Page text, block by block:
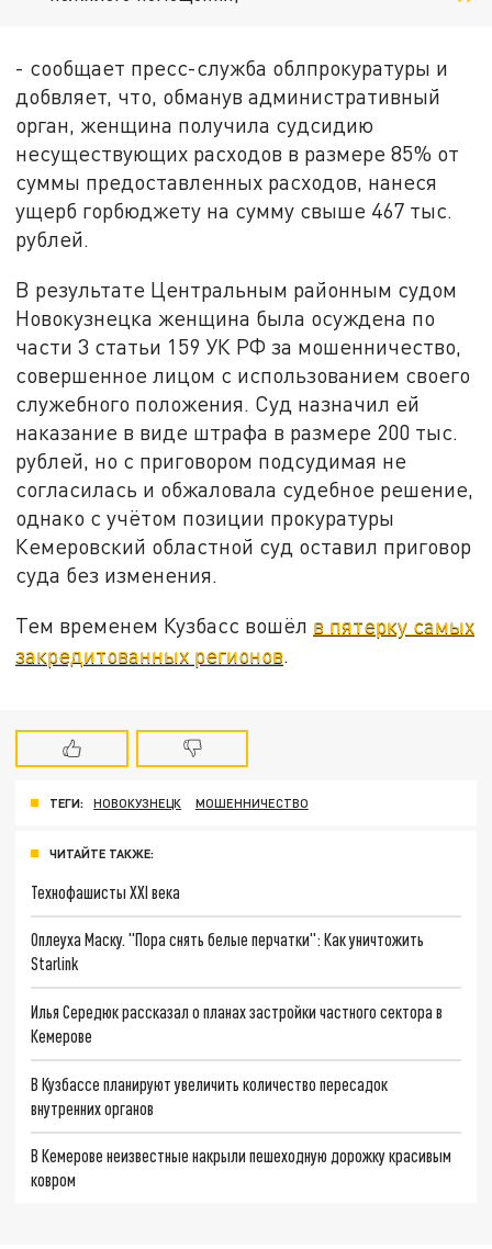
- сообщает пресс-служба облпрокуратуры и
добвляет, что, обманув административный
орган, женщина получила судсидию
несуществующих расходов в размере 85% от
суммы предоставленных расходов, нанеся
ущерб горбюджету на сумму свыше 467 тыс.
рублей.
В результате Центральным районным судом
Новокузнецка женщина была осуждена по
части 3 статьи 159 УК РФ за мошенничество,
совершенное лицом с использованием своего
служебного положения. Суд назначил ей
наказание в виде штрафа в размере 200 тыс.
рублей, но с приговором подсудимая не
согласилась и обжаловала судебное решение,
однако с учётом позиции прокуратуры
Кемеровский областной суд оставил приговор
суда без изменения.
Тем временем Кузбасс вошёл в пятерку самых
закредитованных регионов.
ТЕГИ: НОВОКУЗНЕЦК МОШЕННИЧЕСТВО
ЧИТАЙТЕ ТАКЖЕ:
Технофашисты XXI века
Оплеуха Маску. "Пора снять белые перчатки": Как уничтожить
Starlink
Илья Середюк рассказал о планах застройки частного сектора в
Кемерове
В Кузбассе планируют увеличить количество пересадок
внутренних органов
В Кемерове неизвестные накрыли пешеходную дорожку красивым
ковром